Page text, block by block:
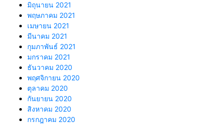
มิถุนายน 2021
พฤษภาคม 2021
เมษายน 2021
มีนาคม 2021
กุมภาพันธ์ 2021
มกราคม 2021
ธันวาคม 2020
พฤศจิกายน 2020
ตุลาคม 2020
กันยายน 2020
สิงหาคม 2020
กรกฎาคม 2020